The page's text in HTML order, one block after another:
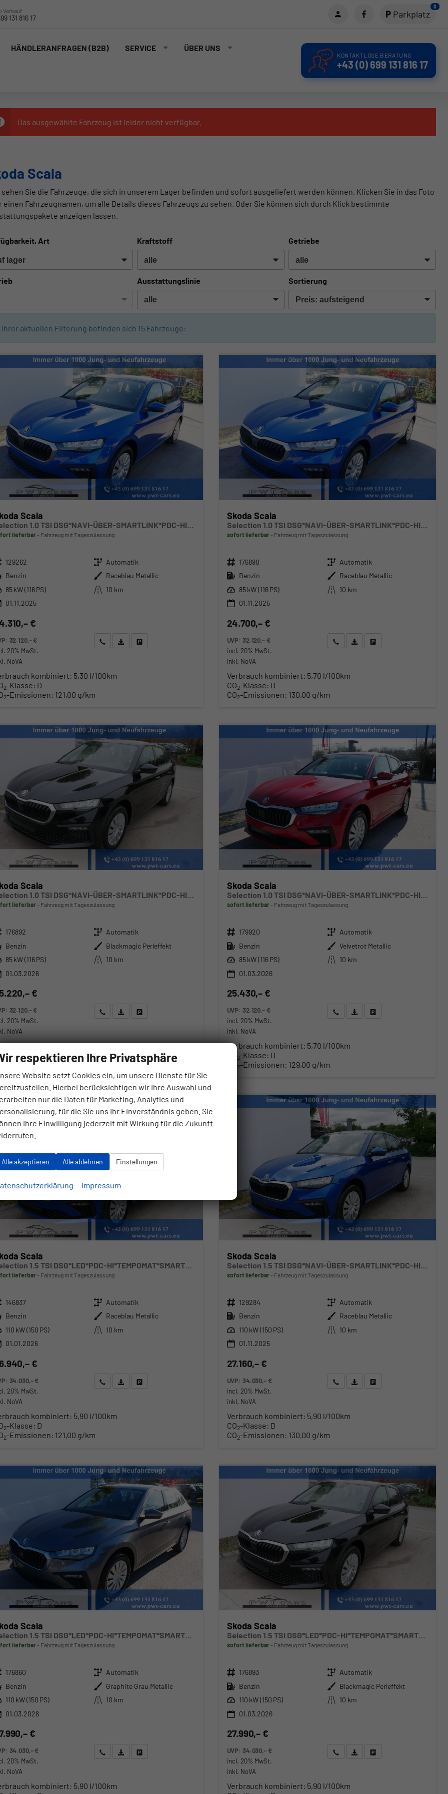
Verkauf
131 816 17 Parkplatz
0
HÄNDLERANFRAGEN (B2B) SERVICE ÜBER UNS
KONTAKTLOSE BERATUNG
+43 (0) 699 131 816 17
Das ausgewählte Fahrzeug ist leider nicht verfügbar.
Scala
sehen Sie die Fahrzeuge, die sich in unserem Lager befinden und sofort ausgeliefert werden können. Klicken Sie in das Foto
einen Fahrzeugnamen, um alle Details dieses Fahrzeugs zu sehen. Oder Sie können sich durch Klick bestimmte
anzeigen lassen.
Art Kraftstoff Getriebe
Ausstattungslinie Sortierung
Ihrer aktuellen Filterung befinden sich 15 Fahrzeuge:
Scala
lieferbar Fahrzeug mit Tageszulassung
129262 Getriebe Automatik
Benzin Außenfarbe Raceblau Metallic
85 kW (116 PS) Kilometerstand
10 km
01.11.2025
€
32.120,– €
20% MwSt.
NoVA
Wir rufen Sie anAngebot drucken (PDF)
kombiniert: 5,30 l/100km
2-Klasse: D
2-Emissionen: 121,00 g/km
Skoda Scala
sofort lieferbar Fahrzeug mit Tageszulassung
Fahrzeugnr. 176890 Getriebe Automatik
Kraftstoff Benzin Außenfarbe Raceblau Metallic
Leistung 85 kW (116 PS) Kilometerstand
10 km
01.11.2025
24.700,– €
UVP: 32.120,– €
incl. 20% MwSt.
inkl. NoVA
Wir rufen Sie anAngebot drucken (PDF)
Fahrzeug parken
Verbrauch kombiniert: 5,70 l/100km
CO2-Klasse: D
CO2-Emissionen: 130,00 g/km
Scala
Selection 1.0 TSI DSG*NAVI-ÜBER-SMARTLINK*PDC-HI*LED*TEMPOMAT*SHZ*DAB*KLIMA
lieferbar Fahrzeug mit Tageszulassung
176892 Getriebe Automatik
Benzin Außenfarbe Blackmagic Perleffekt
85 kW (116 PS) Kilometerstand
10 km
01.03.2026
€
32.120,– €
20% MwSt.
NoVA
Wir rufen Sie anAngebot drucken (PDF)
kombiniert:5,70 l/100km
2-Klasse:D
-Emissionen:129,00 g/km
Skoda Scala
Selection 1.0 TSI DSG*NAVI-ÜBER-SMARTLINK*PDC-HI*LED*TEMPOMAT*SHZ*DAB*KLIMA
sofort lieferbar Fahrzeug mit Tageszulassung
Fahrzeugnr. 179920 Getriebe Automatik
Kraftstoff Benzin Außenfarbe Velvetrot Metallic
Leistung 85 kW (116 PS) Kilometerstand
10 km
01.03.2026
25.430,– €
UVP: 32.120,– €
incl. 20% MwSt.
inkl. NoVA
Wir rufen Sie anAngebot drucken (PDF)
Fahrzeug parken
Verbrauch kombiniert: 5,70 l/100km
2-Klasse: D
2-Emissionen: 129,00 g/km
Scala
Selection 1.5 TSI DSG*LED*PDC-HI*TEMPOMAT*SMARTLINK*SHZ*KLIMA*RADIO
lieferbar Fahrzeug mit Tageszulassung
146837 Getriebe Automatik
Benzin Außenfarbe Raceblau Metallic
110 kW (150 PS) Kilometerstand
10 km
01.01.2026
€
34.030,– €
20% MwSt.
NoVA
Wir rufen Sie anAngebot drucken (PDF)
kombiniert: 5,90 l/100km
2-Klasse: D
2-Emissionen: 121,00 g/km
Skoda Scala
Selection 1.5 TSI DSG*NAVI-ÜBER-SMARTLINK*PDC-HI*LED*TEMPOMAT*SHZ*KLIMA*DAB
sofort lieferbar Fahrzeug mit Tageszulassung
Fahrzeugnr. 129284 Getriebe Automatik
Kraftstoff Benzin Außenfarbe Raceblau Metallic
Leistung 110 kW (150 PS) Kilometerstand
10 km
01.11.2025
27.160,– €
UVP: 34.030,– €
incl. 20% MwSt.
inkl. NoVA
Wir rufen Sie anAngebot drucken (PDF)
Fahrzeug parken
Verbrauch kombiniert: 5,90 l/100km
CO2-Klasse: D
CO2-Emissionen: 130,00 g/km
Scala
Selection 1.5 TSI DSG*LED*PDC-HI*TEMPOMAT*SMARTLINK*SHZ*KLIMA*RADIO
lieferbar Fahrzeug mit Tageszulassung
176860 Getriebe Automatik
Benzin Außenfarbe Graphite Grau Metallic
110 kW (150 PS) Kilometerstand
10 km
01.03.2026
€
34.030,– €
20% MwSt.
NoVA
Wir rufen Sie anAngebot drucken (PDF)
kombiniert: 5,90 l/100km
Skoda Scala
Selection 1.5 TSI DSG*LED*PDC-HI*TEMPOMAT*SMARTLINK*SHZ*KLIMA*RADIO
sofort lieferbar Fahrzeug mit Tageszulassung
Fahrzeugnr. 176893 Getriebe Automatik
Kraftstoff Benzin Außenfarbe Blackmagic Perleffekt
Leistung 110 kW (150 PS) Kilometerstand
10 km
01.03.2026
27.990,– €
UVP: 34.030,– €
incl. 20% MwSt.
inkl. NoVA
Wir rufen Sie anAngebot drucken (PDF)
Fahrzeug parken
Verbrauch kombiniert: 5,90 l/100km
respektieren Ihre Privatsphäre
Website setzt Cookies ein, um unsere Dienste für Sie
Hierbei berücksichtigen wir Ihre Auswahl und
nur die Daten für Marketing, Analytics und
für die Sie uns Ihr Einverständnis geben. Sie
Ihre Einwilligung jederzeit mit Wirkung für die Zukunft
Alle akzeptieren Alle ablehnen Einstellungen
Impressum